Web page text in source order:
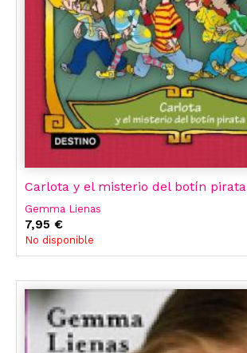
Carlota y el misterio del botín pirata
Gemma Lienas
7,95 €
No disponible